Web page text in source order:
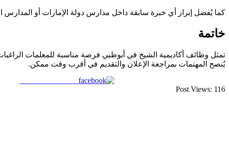
كما يُفضل إبراز أي خبرة سابقة داخل مدارس دولة الإمارات أو المدارس
خاتمة
يُنصح المهتمات بمراجعة الإعلان والتقديم في أقرب وقت ممكن.
Post Views: 116